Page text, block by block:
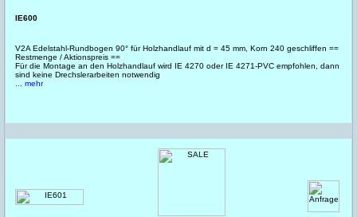
IE600
V2A Edelstahl-Rundbogen 90° für Holzhandlauf mit d = 45 mm, Korn 240 geschliffen ==
Restmenge / Aktionspreis ==
Für die Montage an den Holzhandlauf wird IE 4270 oder IE 4271-PVC empfohlen, dann
sind keine Drechslerarbeiten notwendig
... mehr